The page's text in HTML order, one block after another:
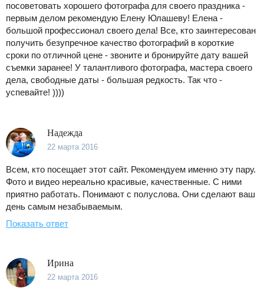
посоветовать хорошего фотографа для своего праздника -
первым делом рекомендую Елену Юлашеву! Елена -
большой профессионал своего дела! Все, кто заинтересован
получить безупречное качество фотографий в короткие
сроки по отличной цене - звоните и бронируйте дату вашей
съемки заранее! У талантливого фотографа, мастера своего
дела, свободные даты - большая редкость. Так что -
успевайте! ))))
Надежда
22 марта 2016
Всем, кто посещает этот сайт. Рекомендуем именно эту пару.
Фото и видео нереально красивые, качественные. С ними
приятно работать. Понимают с полуслова. Они сделают ваш
день самым незабываемым.
Показать ответ
Ирина
22 марта 2016